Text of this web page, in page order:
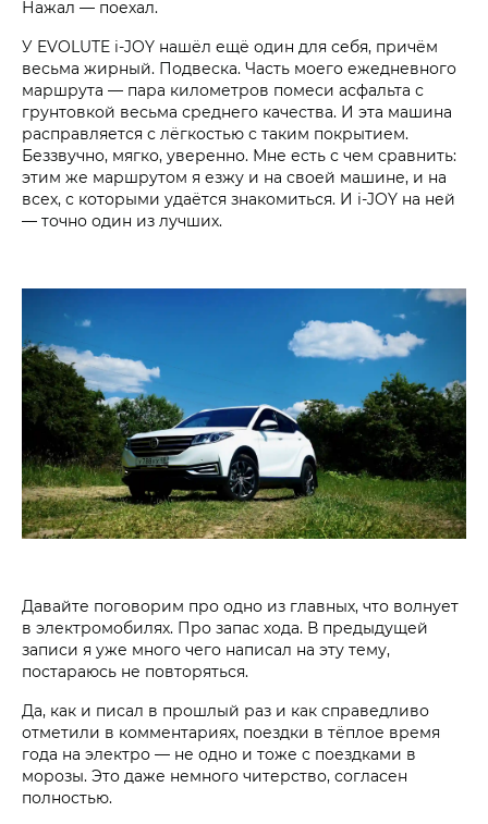
Нажал — поехал.
У EVOLUTE i‑JOY нашёл ещё один для себя, причём
весьма жирный. Подвеска. Часть моего ежедневного
маршрута — пара километров помеси асфальта с
грунтовкой весьма среднего качества. И эта машина
расправляется с лёгкостью с таким покрытием.
Беззвучно, мягко, уверенно. Мне есть с чем сравнить:
этим же маршрутом я езжу и на своей машине, и на
всех, с которыми удаётся знакомиться. И i‑JOY на ней
— точно один из лучших.
Давайте поговорим про одно из главных, что волнует
в электромобилях. Про запас хода. В предыдущей
записи я уже много чего написал на эту тему,
постараюсь не повторяться.
Да, как и писал в прошлый раз и как справедливо
отметили в комментариях, поездки в тёплое время
года на электро — не одно и тоже с поездками в
морозы. Это даже немного читерство, согласен
полностью.